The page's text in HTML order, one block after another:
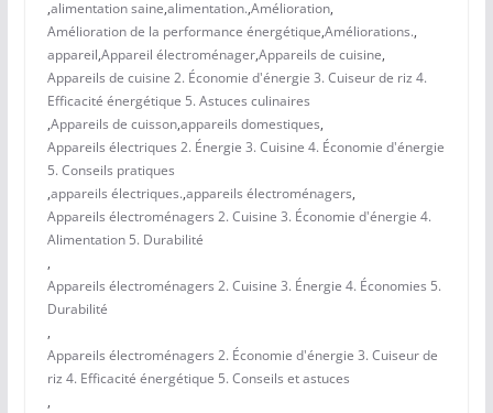
,alimentation saine,alimentation.,Amélioration,
Amélioration de la performance énergétique,Améliorations.,
appareil,Appareil électroménager,Appareils de cuisine,
Appareils de cuisine 2. Économie d'énergie 3. Cuiseur de riz 4.
Efficacité énergétique 5. Astuces culinaires
,Appareils de cuisson,appareils domestiques,
Appareils électriques 2. Énergie 3. Cuisine 4. Économie d'énergie
5. Conseils pratiques
,appareils électriques.,appareils électroménagers,
Appareils électroménagers 2. Cuisine 3. Économie d'énergie 4.
Alimentation 5. Durabilité
,
Appareils électroménagers 2. Cuisine 3. Énergie 4. Économies 5.
Durabilité
,
Appareils électroménagers 2. Économie d'énergie 3. Cuiseur de
riz 4. Efficacité énergétique 5. Conseils et astuces
,